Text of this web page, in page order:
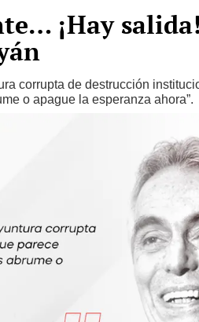
¡Hay
corrupta de destrucción
o apague la esperanza ahora”.